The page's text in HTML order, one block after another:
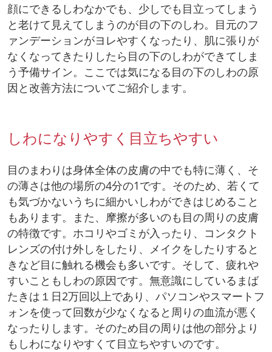
顔にできるしわなかでも、少しでも目立ってしまう
と老けて見えてしまうのが目の下のしわ。目元のフ
ァンデーションがヨレやすくなったり、肌に張りが
なくなってきたりしたら目の下のしわができてしま
う予備サイン。ここでは気になる目の下のしわの原
因と改善方法についてご紹介します。
しわになりやすく目立ちやすい
目のまわりは身体全体の皮膚の中でも特に薄く、そ
の薄さは他の場所の4分の1です。そのため、若くて
も気づかないうちに細かいしわができはじめること
もあります。また、摩擦が多いのも目の周りの皮膚
の特徴です。ホコリやゴミが入ったり、コンタクト
レンズの付け外しをしたり、メイクをしたりすると
きなど目に触れる機会も多いです。そして、疲れや
すいこともしわの原因です。無意識にしているまば
たきは１日2万回以上であり、パソコンやスマートフ
ォンを使って回数が少なくなると周りの血流が悪く
なったりします。そのため目の周りは他の部分より
もしわになりやすくて目立ちやすいのです。